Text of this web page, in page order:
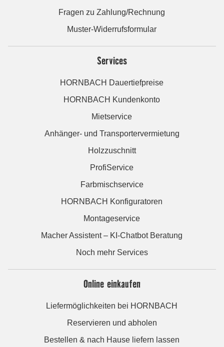
Fragen zu Zahlung/Rechnung
Muster-Widerrufsformular
Services
HORNBACH Dauertiefpreise
HORNBACH Kundenkonto
Mietservice
Anhänger- und Transportervermietung
Holzzuschnitt
ProfiService
Farbmischservice
HORNBACH Konfiguratoren
Montageservice
Macher Assistent – KI-Chatbot Beratung
Noch mehr Services
Online einkaufen
Liefermöglichkeiten bei HORNBACH
Reservieren und abholen
Bestellen & nach Hause liefern lassen